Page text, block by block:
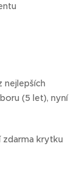
nejlepších
(5 let), nyní
zdarma krytku